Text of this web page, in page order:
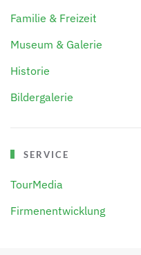
Familie & Freizeit
Museum & Galerie
Historie
Bildergalerie
SERVICE
TourMedia
Firmenentwicklung